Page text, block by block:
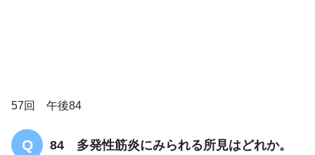
57回 午後84
84 多発性筋炎にみられる所見はどれか。